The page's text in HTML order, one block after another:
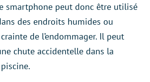
smartphone peut donc être utilisé
des endroits humides ou
de l’endommager. Il peut
chute accidentelle dans la